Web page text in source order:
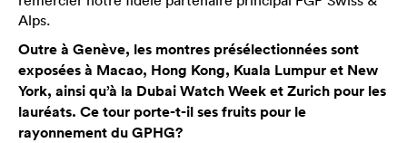
Alps.
Outre à Genève, les montres présélectionnées sont
exposées à Macao, Hong Kong, Kuala Lumpur et New
York, ainsi qu’à la Dubai Watch Week et Zurich pour les
lauréats. Ce tour porte-t-il ses fruits pour le
rayonnement du GPHG?